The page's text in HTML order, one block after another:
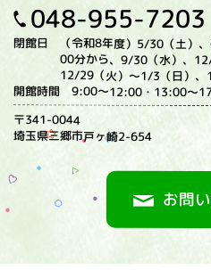
048-955-7203
閉館日 （令和8年度）5/30（土）
00分から、9/30（水）、
12/29（火）〜1/3（日）、
開館時間9:00～12:00・13:00～
〒341-0044
埼玉県三郷市戸ヶ崎2-654
お問